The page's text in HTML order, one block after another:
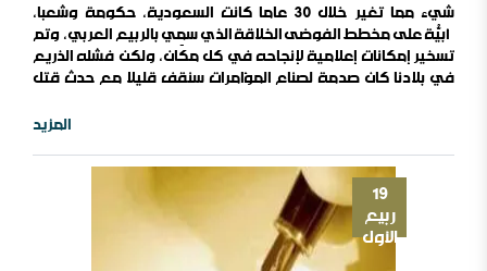
شيء مما تغير خلال 30 عاما كانت السعودية، حكومة وشعبا،
أبيّة على مخطط الفوضى الخلاقة الذي سُمِي بالربيع العربي، وتم
تسخير إمكانات إعلامية لإنجاحه في كل مكان، ولكن فشله الذريع
في بلادنا كان صدمة لصناع المؤامرات سنقف قليلا مع حدث قتل
وما زالت آثارها على المستوى الثقافي والاقتصادي والسياسي
لم يكن حدث كهذا جديدا ..
المزيد
19
ربيع
الأول